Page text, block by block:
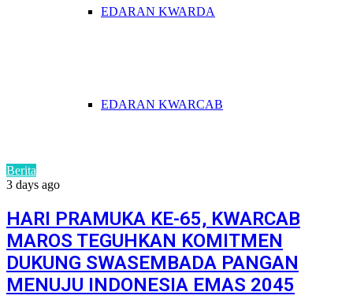
EDARAN KWARDA
EDARAN KWARCAB
Berita
3 days ago
HARI PRAMUKA KE-65, KWARCAB
MAROS TEGUHKAN KOMITMEN
DUKUNG SWASEMBADA PANGAN
MENUJU INDONESIA EMAS 2045